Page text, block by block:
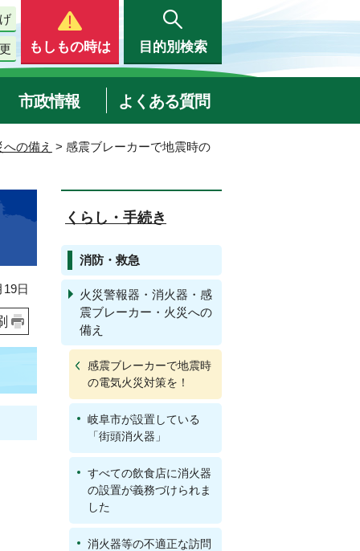
もしもの時は 目的別検索
市政情報 よくある質問
の備え > 感震ブレーカーで地震時の
日
くらし・手続き
消防・救急
火災警報器・消火器・感
震ブレーカー・火災への
備え
感震ブレーカーで地震時
の電気火災対策を！
岐阜市が設置している
「街頭消火器」
すべての飲食店に消火器
の設置が義務づけられま
した
消火器等の不適正な訪問